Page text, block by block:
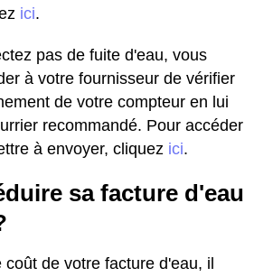
ici.
pas de fuite d'eau, vous
à votre fournisseur de vérifier
de votre compteur en lui
recommandé. Pour accéder
à envoyer, cliquez ici.
sa facture d'eau
de votre facture d'eau, il